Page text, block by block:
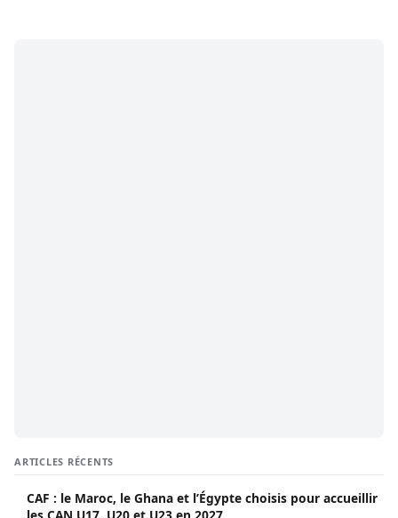
ARTICLES RÉCENTS
CAF : le Maroc, le Ghana et l’Égypte choisis pour accueillir
les CAN U17, U20 et U23 en 2027